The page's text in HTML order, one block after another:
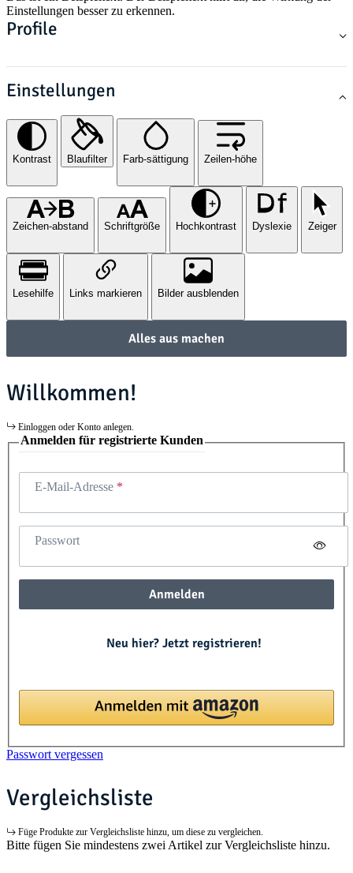
Einstellungen besser zu erkennen.
Profile
Einstellungen
Kontrast Blaufilter Farb-sättigung Zeilen-höhe
Zeichen-abstand Schriftgröße Hochkontrast Dyslexie Zeiger
Lesehilfe Links markieren Bilder ausblenden
Alles aus machen
Willkommen!
Einloggen oder Konto anlegen.
Anmelden für registrierte Kunden
E-Mail-Adresse
Passwort
Anmelden
Neu hier? Jetzt registrieren!
Passwort vergessen
Vergleichsliste
Füge Produkte zur Vergleichsliste hinzu, um diese zu vergleichen.
Bitte fügen Sie mindestens zwei Artikel zur Vergleichsliste hinzu.